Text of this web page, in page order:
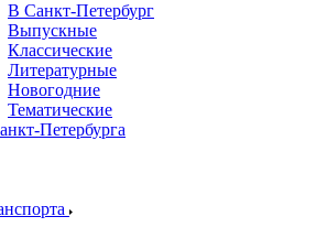
В Санкт-Петербург
Выпускные
Классические
Литературные
Новогодние
Тематические
Петербурга